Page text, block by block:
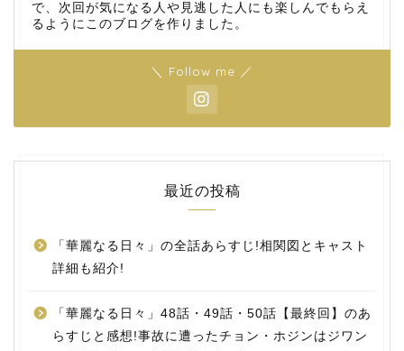
で、次回が気になる人や見逃した人にも楽しんでもらえ
るようにこのブログを作りました。
＼ Follow me ／
最近の投稿
「華麗なる日々」の全話あらすじ!相関図とキャスト
詳細も紹介!
「華麗なる日々」48話・49話・50話【最終回】のあ
らすじと感想!事故に遭ったチョン・ホジンはジワン